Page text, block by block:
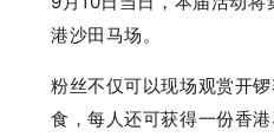
港沙田马场。
粉丝不仅可以现场观赏开
食，每人还可获得一份香港